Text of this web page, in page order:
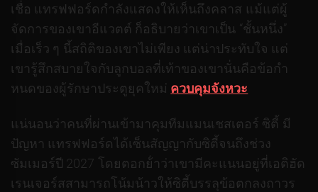
เชื่อ แทรฟฟอร์ดกําลังแสดงให้เห็นถึงคลาส แม้แต่ผู้
จัดการของเขาอีแวตต์ ก็อธิบายว่าเขาเป็น “ชั้นหนึ่ง”
เมื่อเร็ว ๆ นี้สถิติของเขาไม่เพียง แต่น่าประทับใจ แต่
เขารู้สึกสบายใจกับลูกบอลที่เท้าของเขานั่นคือข้อกํา
หนดของผู้รักษาประตูยุคใหม่ ควบคุมจังหวะ
แน่นอนว่าคนที่ผ่านเข้ามาคุมทีมแมนเชสเตอร์ ซิตี้ มี
ปัญหา แทรฟฟอร์ดได้เซ็นสัญญากับซิตี้จนถึงช่วง
ซัมเมอร์ปี 2027 โดยตอกย้ําว่าเขามีคะแนนอยู่ที่เอติฮัด
เรนเจอร์สสามารถโน้มน้าวให้ซิตี้บรรลุข้อตกลงถาวร